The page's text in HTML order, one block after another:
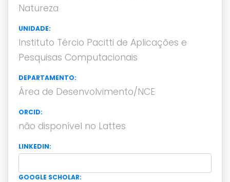
Natureza
UNIDADE:
Instituto Tércio Pacitti de Aplicações e
Pesquisas Computacionais
DEPARTAMENTO:
Área de Desenvolvimento/NCE
ORCID:
não disponível no Lattes
LINKEDIN:
GOOGLE SCHOLAR: